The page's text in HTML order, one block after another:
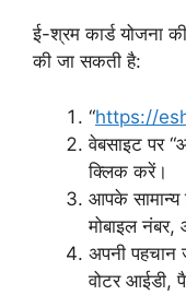
ई-श्रम कार्ड योजना
की जा सकती है:
“https://
वेबसाइट पर
क्लिक करें।
आपके सामान्य
मोबाइल नंबर,
अपनी पहचान
वोटर आईडी,